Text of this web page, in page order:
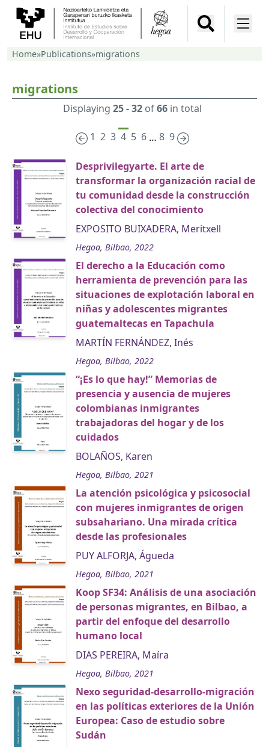
Home»Publications»migrations
migrations
Displaying 25 - 32of66in total
1 2 3 4 5 6 … 8 9
Desprivilegyarte. El arte de
transformar la organización racial de
tu comunidad desde la construcción
colectiva del conocimiento
EXPOSITO BUIXADERA, Meritxell
Hegoa, Bilbao, 2022
El derecho a la Educación como
herramienta de prevención para las
situaciones de explotación laboral en
niñas y adolescentes migrantes
guatemaltecas en Tapachula
MARTÍN FERNÁNDEZ, Inés
Hegoa, Bilbao, 2022
“¡Es lo que hay!” Memorias de
presencia y ausencia de mujeres
colombianas inmigrantes
trabajadoras del hogar y de los
cuidados
BOLAÑOS, Karen
Hegoa, Bilbao, 2021
La atención psicológica y psicosocial
con mujeres inmigrantes de origen
subsahariano. Una mirada crítica
desde las profesionales
PUY ALFORJA, Águeda
Hegoa, Bilbao, 2021
Koop SF34: Análisis de una asociación
de personas migrantes, en Bilbao, a
partir del enfoque del desarrollo
humano local
DIAS PEREIRA, Maíra
Hegoa, Bilbao, 2021
Nexo seguridad-desarrollo-migración
en las políticas exteriores de la Unión
Europea: Caso de estudio sobre
Sudán